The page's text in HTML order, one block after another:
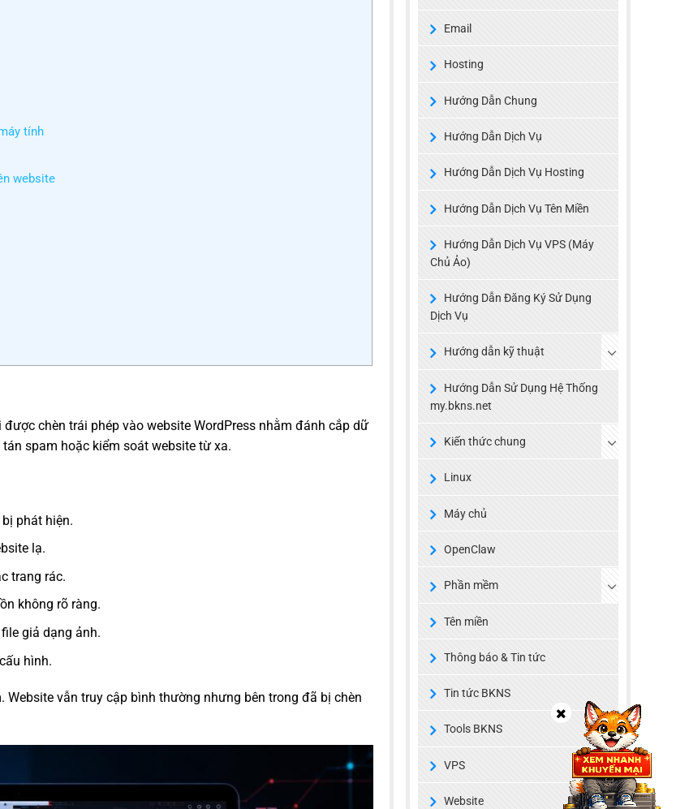
tính
website
chèn trái phép vào website WordPress nhằm đánh cắp dữ
spam hoặc kiểm soát website từ xa.
phát hiện.
lạ.
trang rác.
không rõ ràng.
giả dạng ảnh.
hình.
vẫn truy cập bình thường nhưng bên trong đã bị chèn
Email
Hosting
Hướng Dẫn Chung
Hướng Dẫn Dịch Vụ
Hướng Dẫn Dịch Vụ Hosting
Hướng Dẫn Dịch Vụ Tên Miền
Hướng Dẫn Dịch Vụ VPS (Máy
Chủ Ảo)
Hướng Dẫn Đăng Ký Sử Dụng
Dịch Vụ
Hướng dẫn kỹ thuật
Hướng Dẫn Sử Dụng Hệ Thống
my.bkns.net
Kiến thức chung
Linux
Máy chủ
OpenClaw
Phần mềm
Tên miền
Thông báo & Tin tức
Tin tức BKNS
Tools BKNS
VPS
Website